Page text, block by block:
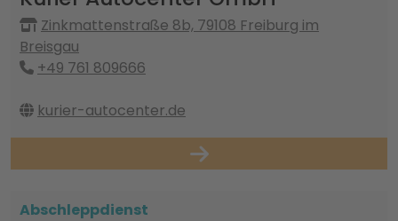
Zinkmattenstraße 8b, 79108 Freiburg im
Breisgau
+49 761 809666
kurier-autocenter.de
Abschleppdienst